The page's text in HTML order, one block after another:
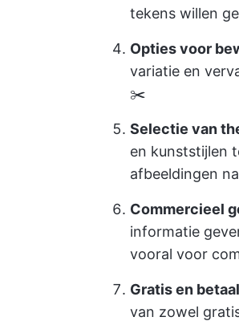
tekens willen
Opties voor
variatie en
✂️
Selectie van
en kunststijlen
afbeeldingen
Commercieel
informatie
vooral voor
Gratis en
van zowel